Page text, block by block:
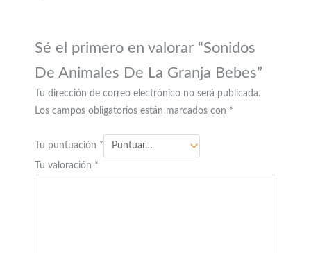
Sé el primero en valorar “Sonidos
De Animales De La Granja Bebes”
Tu dirección de correo electrónico no será publicada.
Los campos obligatorios están marcados con *
Tu puntuación *
Tu valoración *